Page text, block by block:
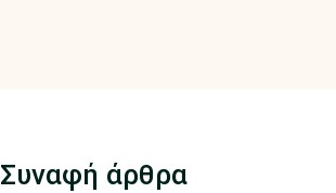
Συναφή άρθρα